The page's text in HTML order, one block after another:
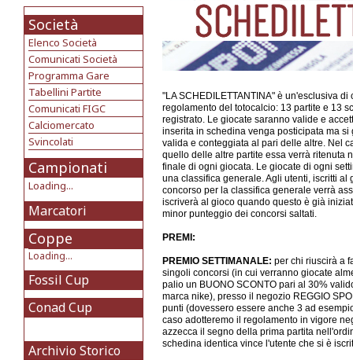
Società
Elenco Società
Comunicati Società
Programma Gare
Tabellini Partite
Comunicati FIGC
Calciomercato
Svincolati
Campionati
Loading...
Marcatori
Coppe
Loading...
Fossil Cup
Conad Cup
Archivio Storico
"LA SCHEDILETTANTINA" è un'esclusiva
regolamento del totocalcio: 13 partite e 13
registrato. Le giocate saranno valide e
inserita in schedina venga posticipata ma
valida e conteggiata al pari delle altre. Nel
quello delle altre partite essa verrà ritenuta
finale di ogni giocata. Le giocate di ogni
una classifica generale. Agli utenti, iscritti
concorso per la classifica generale verrà
iscriverà al gioco quando questo è già
minor punteggio dei concorsi saltati.
PREMI:
PREMIO SETTIMANALE: per chi riuscirà a
singoli concorsi (in cui verranno giocate
palio un BUONO SCONTO pari al 30%
marca nike), presso il negozio REGGIO
punti (dovessero essere anche 3 ad
caso adotteremo il regolamento in vigore
azzecca il segno della prima partita
schedina identica vince l'utente che si è